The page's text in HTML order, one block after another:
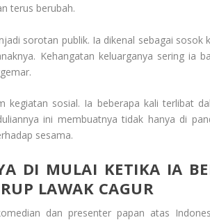
terus berubah.
sorotan publik. Ia dikenal sebagai sosok
Kehangatan keluarganya sering ia
kegiatan sosial. Ia beberapa kali terlibat
ini membuatnya tidak hanya di
sesama.
DI MULAI KETIKA IA
LAWAK CAGUR
dan presenter papan atas